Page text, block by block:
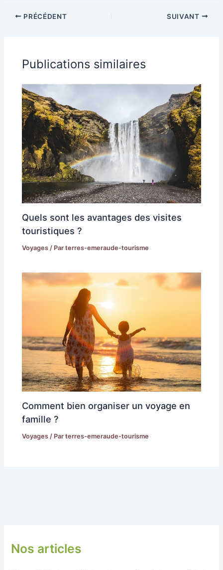
PRÉCÉDENT SUIVANT
Publications similaires
Quels sont les avantages des visites
touristiques ?
Voyages / Parterres-emeraude-tourisme
Comment bien organiser un voyage en
famille ?
Voyages / Parterres-emeraude-tourisme
Nos articles